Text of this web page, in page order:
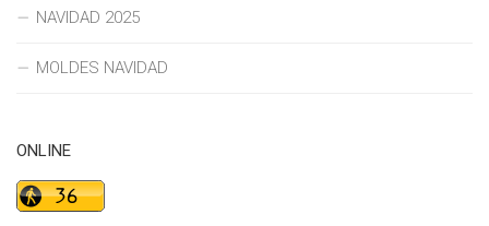
NAVIDAD 2025
MOLDES NAVIDAD
ONLINE